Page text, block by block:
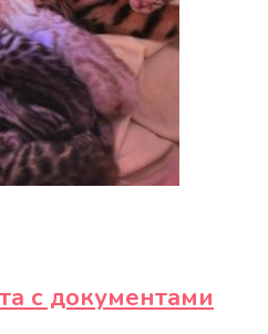
с документами